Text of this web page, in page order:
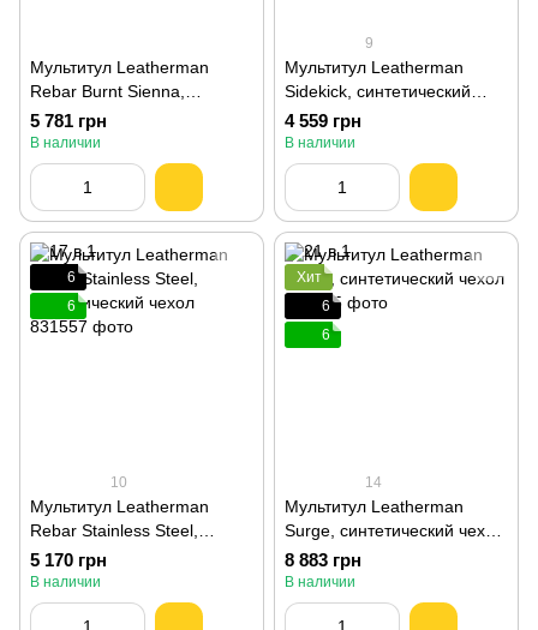
Мультитул Leatherman
Rebar Burnt Sienna,
нейлоновый чехол 833313
5 781 грн
В наличии
9
Мультитул Leatherman
Sidekick, синтетический
чехол 831439
4 559 грн
В наличии
6
6
10
Мультитул Leatherman
Rebar Stainless Steel,
синтетический чехол
831557
5 170 грн
В наличии
Хит
6
6
14
Мультитул Leatherman
Surge, синтетический чехол
830165
8 883 грн
В наличии